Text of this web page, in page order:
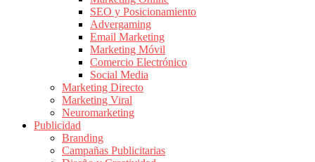
Publicidad
Colombia
Magazine
SEO y Posicionamiento
Advergaming
Email Marketing
Marketing Móvil
Comercio Electrónico
Social Media
Marketing Directo
Marketing Viral
Neuromarketing
Publicidad
Branding
Campañas Publicitarias